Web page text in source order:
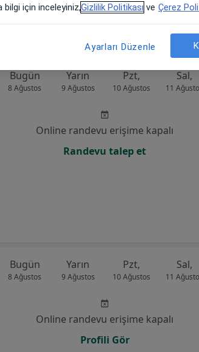
Bugün
8 Ağustos
Yarın
9 Ağustos
Pzt,
10 Ağustos
Sal,
11
Online randevu erişime kapalı
Randevu talep et
Bugün
8 Ağustos
Yarın
9 Ağustos
Pzt,
10 Ağustos
Sal,
11
Online randevu erişime kapalı
Profili Gör
bilgi için inceleyiniz,Gizlilik Politikası ve Çerez
Ayarları Düzenle